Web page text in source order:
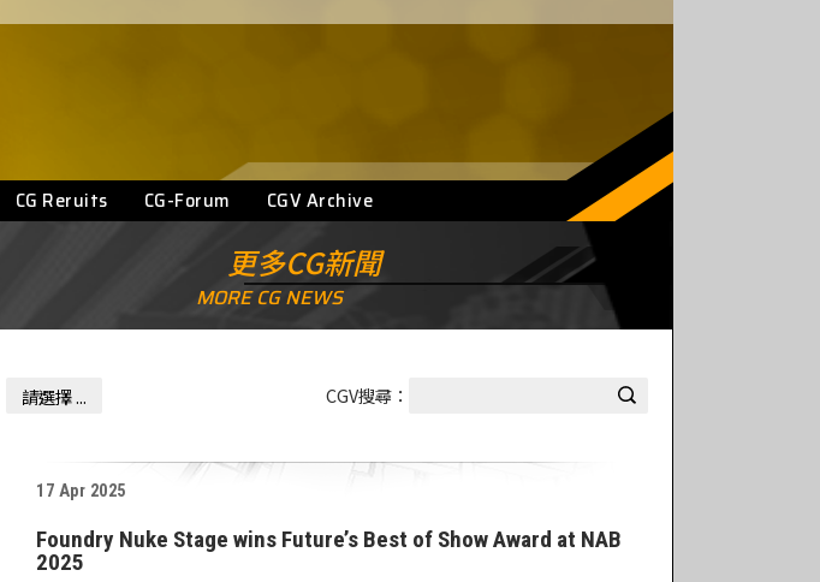
CG Reruits CG-Forum CGV Archive
更多CG新聞
MORE CG NEWS
請選擇 ... CGV搜尋：
17 Apr 2025
Foundry Nuke Stage wins Future’s Best of Show Award at NAB
2025